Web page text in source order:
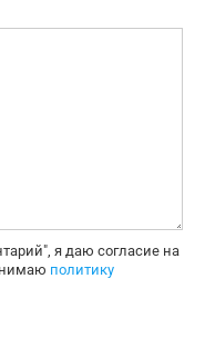
я даю согласие на
политику